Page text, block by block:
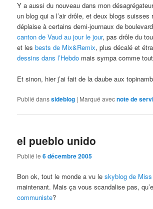
Y a aussi du nouveau dans mon
un blog qui a l’air drôle, et deux blogs suisses
déplaise à certains demi-journaux de
canton de Vaud au jour le jour, pas drôle du
et lesbests de Mix&Remix, plus décalé et
dessins dans l’Hebdo mais sympa comme
Et sinon, hier j’ai fait de la daube aux
Publié danssideblog | Marqué avecnote de
el pueblo unido
Publié le6 décembre 2005
Bon ok, tout le monde a vu leskyblog de
maintenant. Mais ça vous scandalise pas,
communiste?